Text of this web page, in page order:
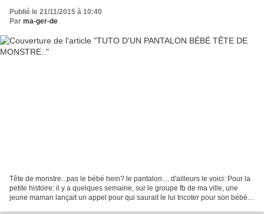
Publié le 21/11/2015 à 10:40
Par ma-ger-de
Tête de monstre...pas le bébé hein? le pantalon.... d'ailleurs le voici: Pour la
petite histoire: il y a quelques semaine, sur le groupe fb de ma ville, une
jeune maman lançait un appel pour qui saurait le lui tricoter pour son bébé....